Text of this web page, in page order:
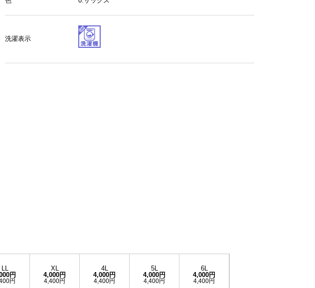
洗濯表示
LL
円
円
XL
4,000円
4,400円
4L
4,000円
4,400円
5L
4,000円
4,400円
6L
4,000円
4,400円